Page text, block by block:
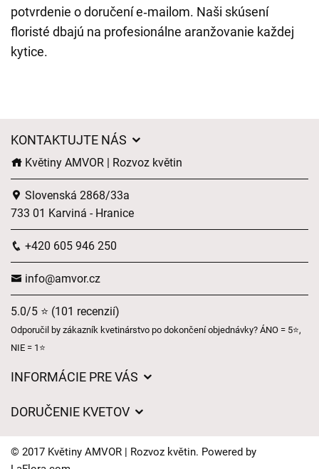
potvrdenie o doručení e‑mailom. Naši skúsení
floristé dbajú na profesionálne aranžovanie každej
kytice.
KONTAKTUJTE NÁS
Květiny AMVOR | Rozvoz květin
Slovenská 2868/33a
733 01 Karviná - Hranice
+420 605 946 250
info@amvor.cz
5.0/5 ⭐ (101 recenzií)
Odporučil by zákazník kvetinárstvo po dokončení objednávky? ÁNO = 5⭐,
NIE = 1⭐
INFORMÁCIE PRE VÁS
Časy doručenia kvetov – prehľad možností
DORUČENIE KVETOV
Kam doručujeme kvety
© 2017 Květiny AMVOR | Rozvoz květin. Powered by